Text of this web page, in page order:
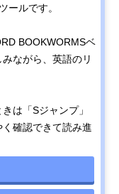
ールです。
BOOKWORMSベ
ながら、英語のリ
は「Sジャンプ」
確認できて読み進